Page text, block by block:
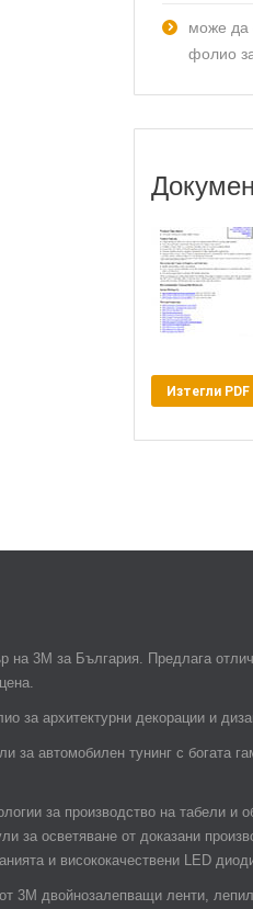
може да
фолио
Изтегли PDF
на 3М за България. Предлага
за архитектурни декорации и
за автомобилен тунинг с богата
за производство на табели
за осветяване от доказани
и висококачествени LED
3М двойнозалепващи ленти,